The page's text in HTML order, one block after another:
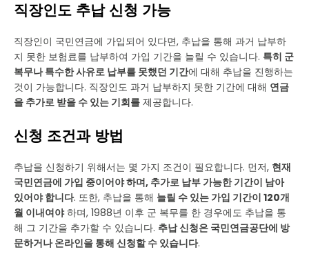
직장인도 추납 신청 가능
직장인이 국민연금에 가입되어 있다면, 추납을 통해 과거 납부하
지 못한 보험료를 납부하여 가입 기간을 늘릴 수 있습니다. 특히 군
복무나 특수한 사유로 납부를 못했던 기간에 대해 추납을 진행하는
것이 가능합니다. 직장인도 과거 납부하지 못한 기간에 대해 연금
을 추가로 받을 수 있는 기회를 제공합니다.
신청 조건과 방법
추납을 신청하기 위해서는 몇 가지 조건이 필요합니다. 먼저, 현재
국민연금에 가입 중이어야 하며, 추가로 납부 가능한 기간이 남아
있어야 합니다. 또한, 추납을 통해 늘릴 수 있는 가입 기간이 120개
월 이내여야하며, 1988년 이후 군 복무를 한 경우에도 추납을 통
해 그 기간을 추가할 수 있습니다. 추납 신청은 국민연금공단에 방
문하거나 온라인을 통해 신청할 수 있습니다.